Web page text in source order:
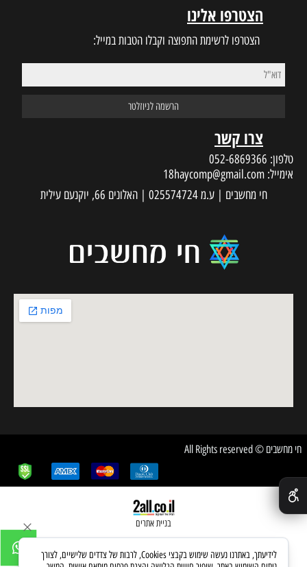
הצטרפו אלינו
הצטרפו לרשימת התפוצה וקבלו הטבות במייל:
צרו קשר
טלפון: 052-6869366
אימייל: 18haycomp@gmail.com
חי מחשבים | ע.מ 025574724 | האלונים 66, יוקנעם עילית
חי מחשבים © All Rights reserved
בניית אתרים
לידיעתך, באתרנו נעשה שימוש בקבצי Cookies, לרבות של צדדים שלישיים, לצורך